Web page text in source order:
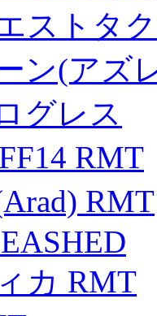
ストタ
ン(アズ
グレス
RMT
RMT
カ RMT